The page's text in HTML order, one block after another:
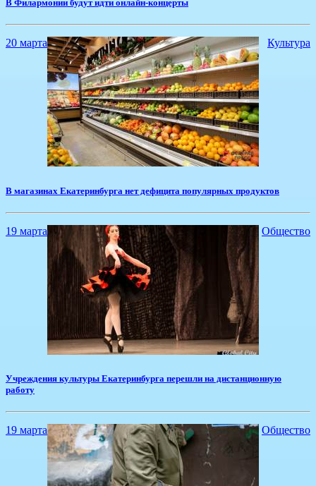
В Филармонии будут идти онлайн-концерты
20 марта Культура
В магазинах Екатеринбурга нет дефицита популярных продуктов
19 марта Общество
Учреждения культуры Екатеринбурга перешли на дистанционную
работу
19 марта Общество